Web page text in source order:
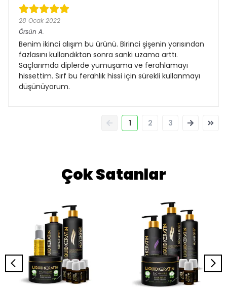
28 Ocak 2022
Örsün A.
Benim ikinci alışım bu ürünü. Birinci şişenin yarısından
fazlasını kullandıktan sonra sanki uzama arttı.
Saçlarımda diplerde yumuşama ve ferahlamayı
hissettim. Sırf bu ferahlık hissi için sürekli kullanmayı
düşünüyorum.
1 2 3
Çok Satanlar